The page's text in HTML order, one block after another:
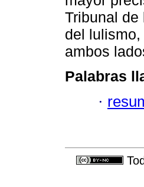
Tribunal
del
ambos
Palabras
·